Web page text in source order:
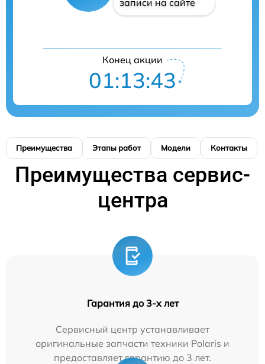
записи на сайте
Конец акции
01:13:42
Преимущества Этапы работ Модели Контакты
Преимущества сервис-
центра
Гарантия до 3-х лет
Сервисный центр устанавливает
оригинальные запчасти техники Polaris и
предоставляет гарантию до 3 лет.